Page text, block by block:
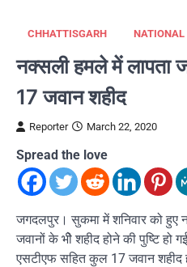
CHHATTISGARH NATIONAL
नक्सली हमले में लापता
17 जवान शहीद
Reporter March 22, 2020
Spread the love
जगदलपुर। सुकमा में शनिवार को हुए
जवानों के भीे शहीद होने की पुष्टि
एसटीएफ सहित कुल 17 जवान शहीद